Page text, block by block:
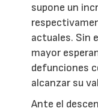
supone un
actuales. Sin
mayor
defunciones
alcanzar su
Ante el